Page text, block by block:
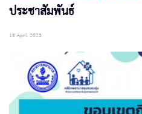
ประชาสัมพันธ์
18 April 2023